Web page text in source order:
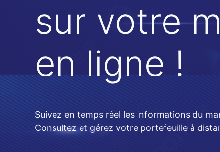
sur votre
en ligne !
Suivez en temps réel les informations du
Consultez et gérez votre portefeuille à